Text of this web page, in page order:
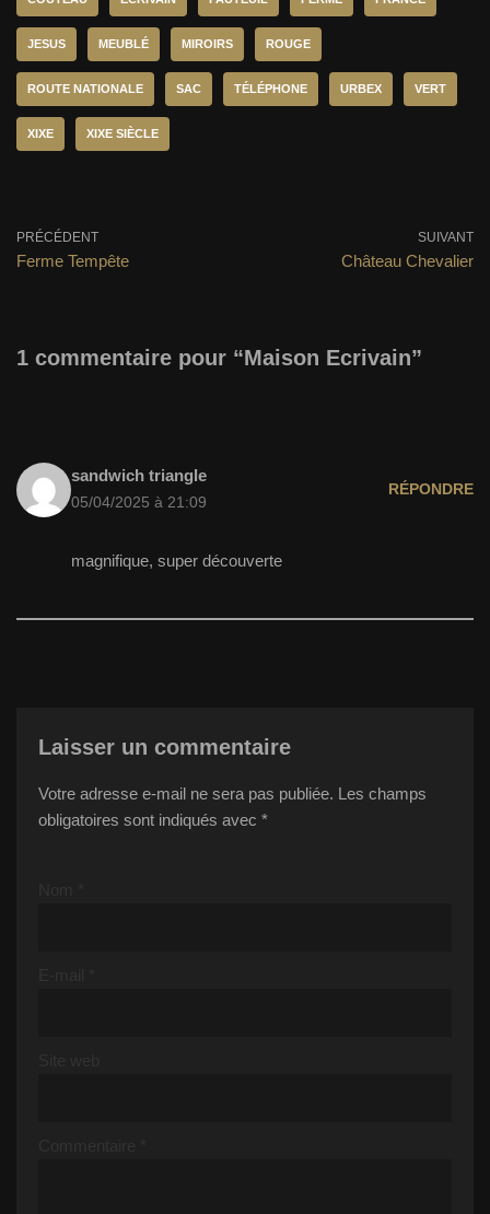
JESUS MEUBLÉ MIROIRS ROUGE
ROUTE NATIONALE SAC TÉLÉPHONE URBEX VERT
XIXE XIXE SIÈCLE
PRÉCÉDENT
Ferme Tempête
SUIVANT
Château Chevalier
1 commentaire pour “Maison Ecrivain”
sandwich triangle
05/04/2025 à 21:09
RÉPONDRE
magnifique, super découverte
Laisser un commentaire
Votre adresse e-mail ne sera pas publiée. Les champs
obligatoires sont indiqués avec *